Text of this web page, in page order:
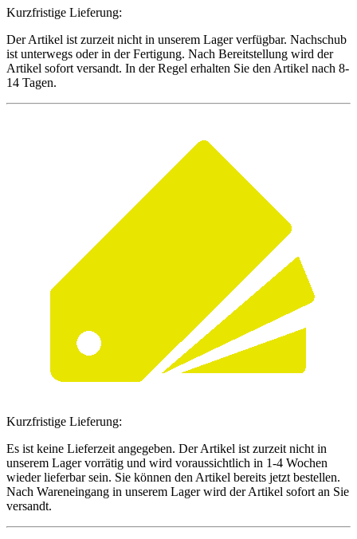
Kurzfristige Lieferung:
Der Artikel ist zurzeit nicht in unserem Lager verfügbar. Nachschub
ist unterwegs oder in der Fertigung. Nach Bereitstellung wird der
Artikel sofort versandt. In der Regel erhalten Sie den Artikel nach 8-
14 Tagen.
Kurzfristige Lieferung:
Es ist keine Lieferzeit angegeben. Der Artikel ist zurzeit nicht in
unserem Lager vorrätig und wird voraussichtlich in 1-4 Wochen
wieder lieferbar sein. Sie können den Artikel bereits jetzt bestellen.
Nach Wareneingang in unserem Lager wird der Artikel sofort an Sie
versandt.